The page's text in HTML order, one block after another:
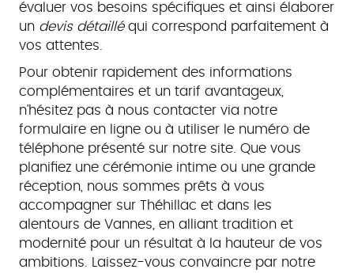
évaluer vos besoins spécifiques et ainsi élaborer
un devis détailléqui correspond parfaitement à
vos attentes.
Pour obtenir rapidement des informations
complémentaires et un tarif avantageux,
n'hésitez pas à nous contacter via notre
formulaire en ligne ou à utiliser le numéro de
téléphone présenté sur notre site. Que vous
planifiez une cérémonie intime ou une grande
réception, nous sommes prêts à vous
accompagner sur Théhillac et dans les
alentours de Vannes, en alliant tradition et
modernité pour un résultat à la hauteur de vos
ambitions. Laissez-vous convaincre par notre